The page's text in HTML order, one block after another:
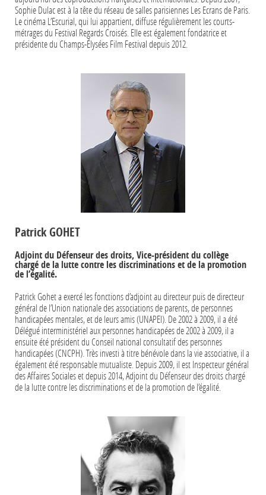
Sophie Dulac est à la tête du réseau de salles parisiennes Les Ecrans de Paris.
Le cinéma L’Escurial, qui lui appartient, diffuse régulièrement les courts-
métrages du Festival Regards Croisés. Elle est également fondatrice et
présidente du Champs-Élysées Film Festival depuis 2012.
Patrick GOHET
Adjoint du Défenseur des droits, Vice-président du collège
chargé de la lutte contre les discriminations et de la promotion
de l’égalité.
Patrick Gohet a exercé les fonctions d’adjoint au directeur puis de directeur
général de l’Union nationale des associations de parents, de personnes
handicapées mentales, et de leurs amis (UNAPEI). De 2002 à 2009, il a été
Délégué interministériel aux personnes handicapées de 2002 à 2009, il a
ensuite été président du Conseil national consultatif des personnes
handicapées (CNCPH). Très investi à titre bénévole dans la vie associative, il a
également été responsable mutualiste. Depuis 2009, il est Inspecteur général
des Affaires Sociales et depuis 2014, Adjoint du Défenseur des droits chargé
de la lutte contre les discriminations et de la promotion de l’égalité.